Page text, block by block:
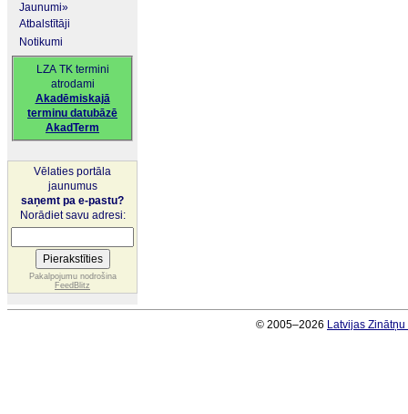
Jaunumi»
Atbalstītāji
Notikumi
LZA TK termini
atrodami
Akadēmiskajā
terminu datubāzē
AkadTerm
Vēlaties portāla
jaunumus
saņemt pa e-pastu?
Norādiet savu adresi:
Pakalpojumu nodrošina
FeedBlitz
© 2005–2026 Latvijas